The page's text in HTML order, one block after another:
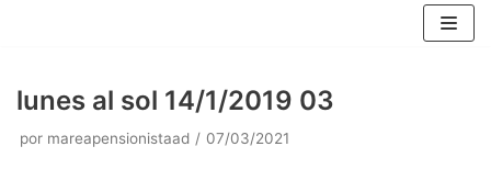
lunes al sol 14/1/2019 03
por mareapensionistaad 07/03/2021